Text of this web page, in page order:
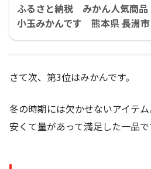
ふるさと納税 みかん人気商品
小玉みかんです 熊本県 長洲市
さて次、第3位はみかんです。
冬の時期には欠かせないアイテ
安くて量があって満足した一品で